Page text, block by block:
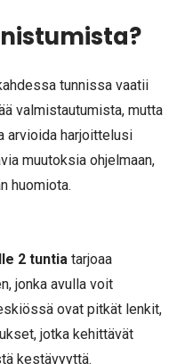
tunnissa vaatii
valmistautumista, mutta
arvioida harjoittelusi
muutoksia ohjelmaan,
huomiota.
2 tuntia tarjoaa
jonka avulla voit
ovat pitkät lenkit,
jotka kehittävät
kestävyyttä.